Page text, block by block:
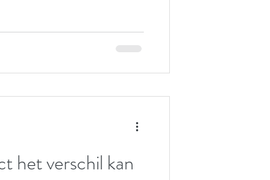
het verschil kan